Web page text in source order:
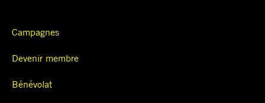
Campagnes
Devenir membre
Bénévolat